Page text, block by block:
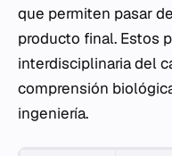
que permiten pasar
producto final. Estos
interdisciplinaria del
comprensión
ingeniería.